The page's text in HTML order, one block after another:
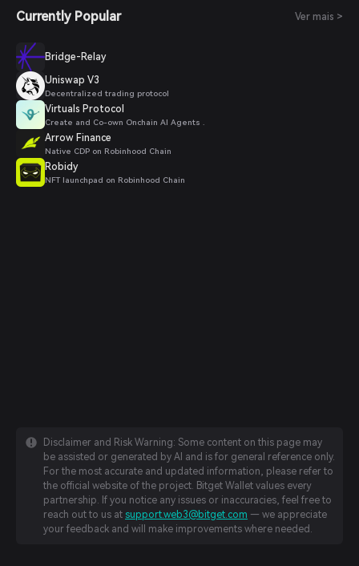
Currently Popular Ver mais >
Bridge-Relay
Uniswap V3
Decentralized trading protocol
Virtuals Protocol
Create and Co-own Onchain AI Agents .
Arrow Finance
Native CDP on Robinhood Chain
Robidy
NFT launchpad on Robinhood Chain
Disclaimer and Risk Warning: Some content on this page may
be assisted or generated by AI and is for general reference only.
For the most accurate and updated information, please refer to
the official website of the project. Bitget Wallet values every
partnership. If you notice any issues or inaccuracies, feel free to
reach out to us at support.web3@bitget.com — we appreciate
your feedback and will make improvements where needed.